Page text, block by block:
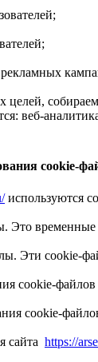
целей,
веб-
cookie-
используются
временные
Эти cookie-
cookie-файлов
cookie-
сайта https://